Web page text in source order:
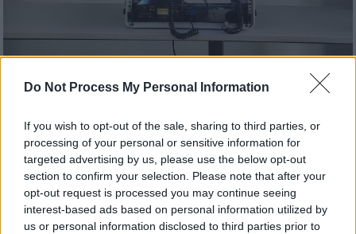
Do Not Process My Personal Information
If you wish to opt-out of the sale, sharing to third parties, or
processing of your personal or sensitive information for
targeted advertising by us, please use the below opt-out
section to confirm your selection. Please note that after your
opt-out request is processed you may continue seeing
interest-based ads based on personal information utilized by
us or personal information disclosed to third parties prior to
Προσθέστε το ΕΘΝΟΣ στη Google
ΗΕλληνική Ομάδα Διάσωσηςσυμμετέχει και
φέτος στηΔιεθνή Έκθεση Θεσσαλονίκης
θα πραγματοποιηθεί από τις 10 έως 18
Σεπτεμβρίου 2022 στο Διεθνές Εκθεσιακό
και Συνεδριακό Κέντρο Θεσσαλονίκης.